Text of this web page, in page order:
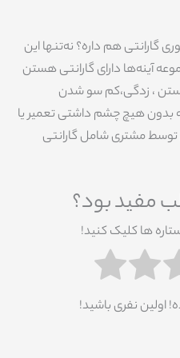
گارانتی‌ هم داره؟ نه‌تنها این
آینه‌ها دارای گارانتی هستن
، زدگی،کم سو شدن
بدون هیچ چشم داشتی تعمیر یا
مشتری شامل گارانتی
مفید بود؟
ها کلیک کنید!
اولین نفری باشید!